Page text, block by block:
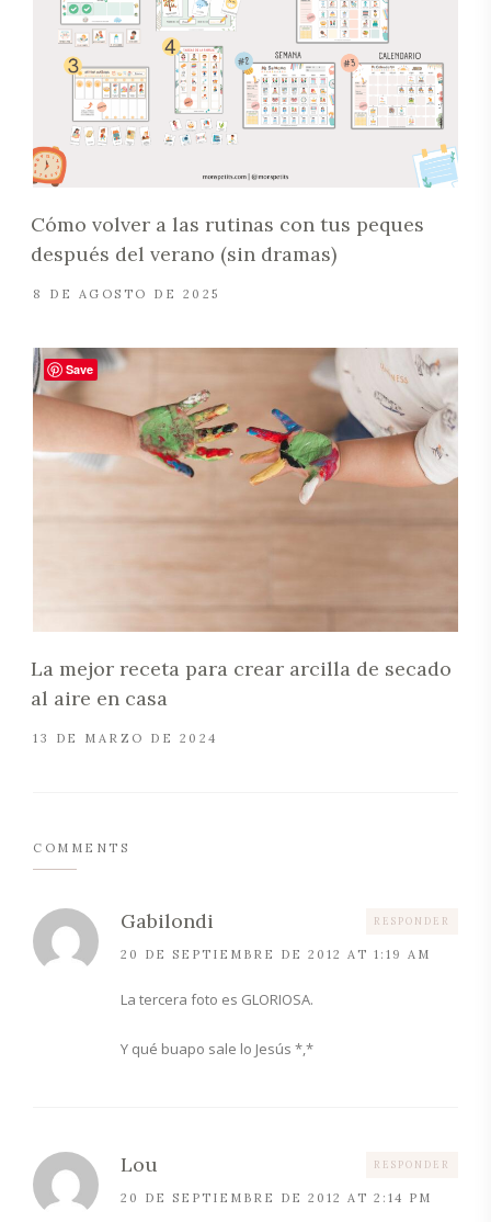
Cómo volver a las rutinas con tus peques
después del verano (sin dramas)
8 DE AGOSTO DE 2025
La mejor receta para crear arcilla de secado
al aire en casa
13 DE MARZO DE 2024
COMMENTS
Gabilondi
20 DE SEPTIEMBRE DE 2012 AT 1:19 AM
La tercera foto es GLORIOSA.
Y qué buapo sale lo Jesús *,*
RESPONDER
Lou
20 DE SEPTIEMBRE DE 2012 AT 2:14 PM
RESPONDER
Save